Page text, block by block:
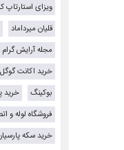
ویزای استارتاپ
قلیان میرداماد
مجله آرایش گرام
خرید اکانت
بوکینگ
خرید
فروشگاه لوله و
خرید سکه